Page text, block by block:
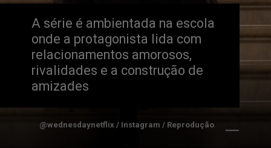
A série é ambientada na escola
onde a protagonista lida com
relacionamentos amorosos,
rivalidades e a construção de
amizades
@wednesdaynetflix / Instagram / Reprodução